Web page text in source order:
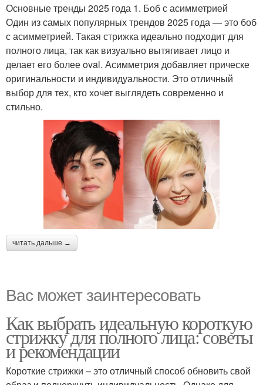
Основные тренды 2025 года 1. Боб с асимметрией
Один из самых популярных трендов 2025 года — это боб
с асимметрией. Такая стрижка идеально подходит для
полного лица, так как визуально вытягивает лицо и
делает его более oval. Асимметрия добавляет прическе
оригинальности и индивидуальности. Это отличный
выбор для тех, кто хочет выглядеть современно и
стильно.
читать дальше →
Вас может заинтересовать
Как выбрать идеальную короткую
стрижку для полного лица: советы
и рекомендации
Короткие стрижки – это отличный способ обновить свой